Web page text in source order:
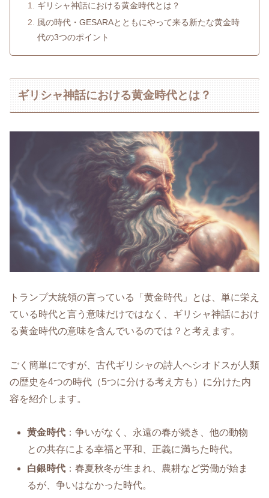
ギリシャ神話における黄金時代とは？
風の時代・GESARAとともにやって来る新たな黄金時
代の3つのポイント
ギリシャ神話における黄金時代とは？
トランプ大統領の言っている「黄金時代」とは、単に栄え
ている時代と言う意味だけではなく、ギリシャ神話におけ
る黄金時代の意味を含んでいるのでは？と考えます。
ごく簡単にですが、古代ギリシャの詩人ヘシオドスが人類
の歴史を4つの時代（5つに分ける考え方も）に分けた内
容を紹介します。
黄金時代 ：争いがなく、永遠の春が続き、他の動物
との共存による幸福と平和、正義に満ちた時代。
白銀時代 ：春夏秋冬が生まれ、農耕など労働が始ま
るが、争いはなかった時代。